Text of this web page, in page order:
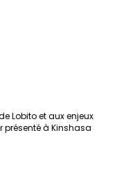
Lobito et aux enjeux
présenté à Kinshasa